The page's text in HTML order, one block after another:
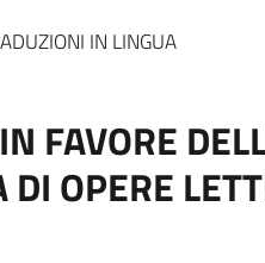
IN LINGUA
FAVORE
OPERE